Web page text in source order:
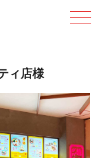
ィ 店 様